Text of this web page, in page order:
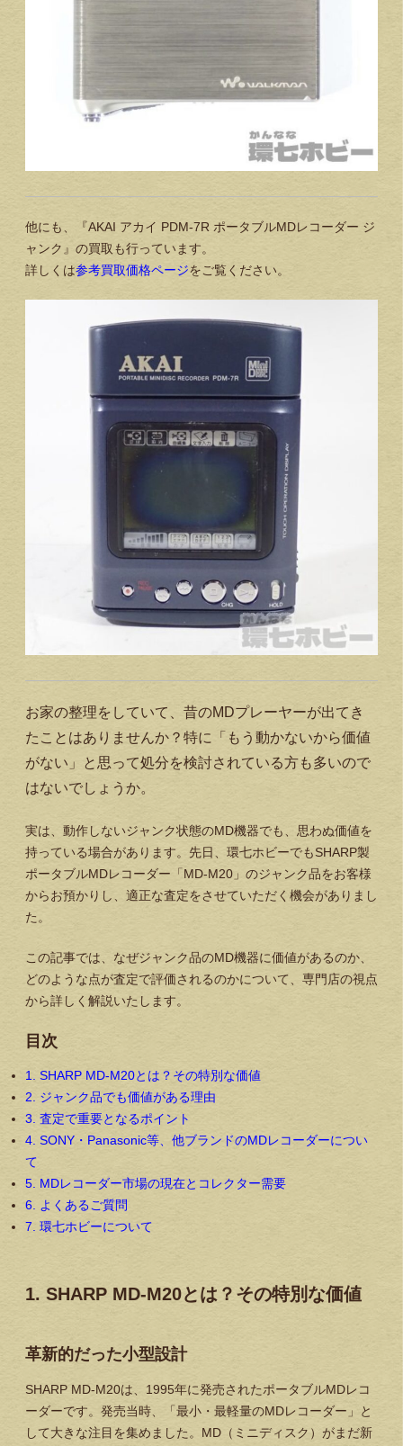
他にも、『AKAI アカイ PDM-7R ポータブルMDレコーダー ジ
ャンク』の買取も行っています。
詳しくは参考買取価格ページをご覧ください。
お家の整理をしていて、昔のMDプレーヤーが出てき
たことはありませんか？特に「もう動かないから価値
がない」と思って処分を検討されている方も多いので
はないでしょうか。
実は、動作しないジャンク状態のMD機器でも、思わぬ価値を
持っている場合があります。先日、環七ホビーでもSHARP製
ポータブルMDレコーダー「MD-M20」のジャンク品をお客様
からお預かりし、適正な査定をさせていただく機会がありまし
た。
この記事では、なぜジャンク品のMD機器に価値があるのか、
どのような点が査定で評価されるのかについて、専門店の視点
から詳しく解説いたします。
目次
1. SHARP MD-M20とは？その特別な価値
2. ジャンク品でも価値がある理由
3. 査定で重要となるポイント
4. SONY・Panasonic等、他ブランドのMDレコーダーについ
て
5. MDレコーダー市場の現在とコレクター需要
6. よくあるご質問
7. 環七ホビーについて
1. SHARP MD-M20とは？その特別な価値
革新的だった小型設計
SHARP MD-M20は、1995年に発売されたポータブルMDレコ
ーダーです。発売当時、「最小・最軽量のMDレコーダー」と
して大きな注目を集めました。MD（ミニディスク）がまだ新